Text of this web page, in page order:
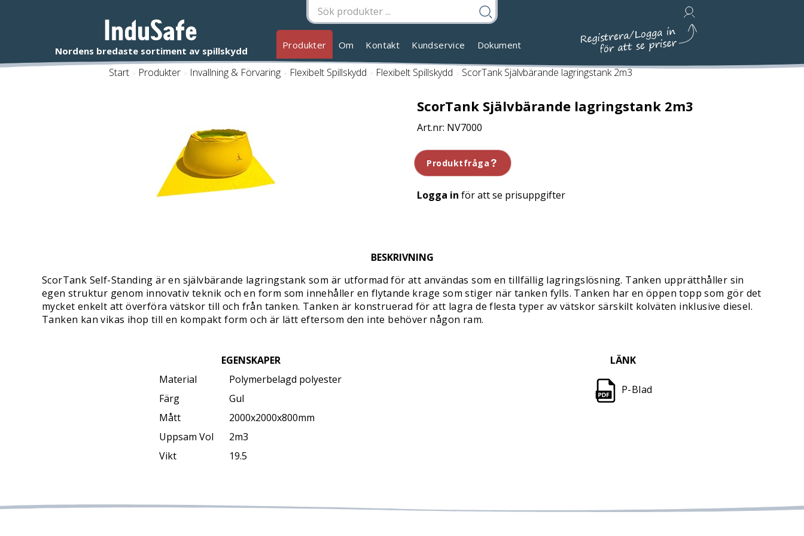
Produkter Om Kontakt Kundservice Dokument
Start / Produkter / Invallning & Förvaring / Flexibelt Spillskydd / Flexibelt Spillskydd / ScorTank Självbärande lagringstank 2m3
ScorTank Självbärande lagringstank 2m3
NV7000
Produktfråga
Logga in för att se prisuppgifter
BESKRIVNING
ScorTank Self-Standing är en självbärande lagringstank som är utformad för att användas som en tillfällig lagringslösning. Tanken upprätthåller sin
egen struktur genom innovativ teknik och en form som innehåller en flytande krage som stiger när tanken fylls. Tanken har en öppen topp som gör det
mycket enkelt att överföra vätskor till och från tanken. Tanken är konstruerad för att lagra de flesta typer av vätskor särskilt kolväten inklusive diesel.
Tanken kan vikas ihop till en kompakt form och är lätt eftersom den inte behöver någon ram.
EGENSKAPER
Material
Polymerbelagd polyester
Färg
Gul
Mått
2000x2000x800mm
Uppsam Vol
2m3
Vikt
19.5
LÄNK
P-Blad